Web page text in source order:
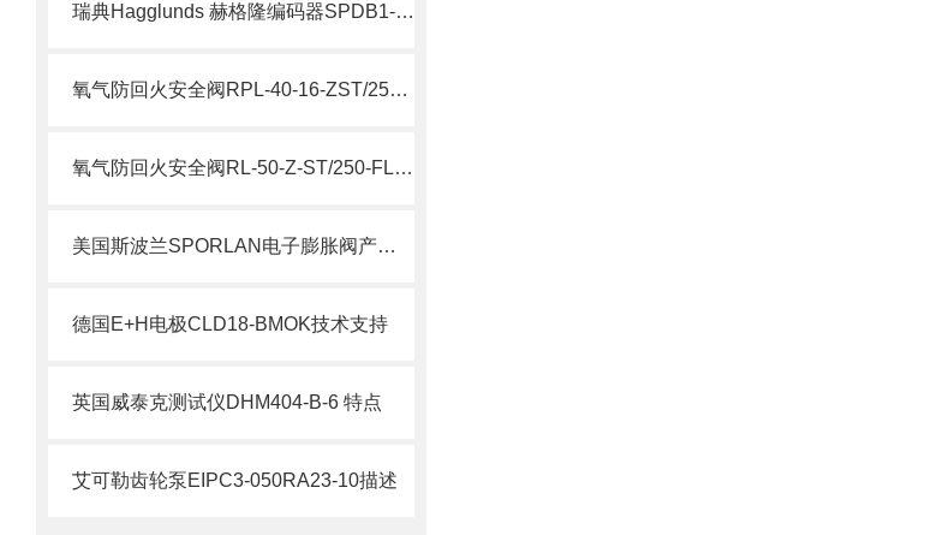
瑞典Hagglunds 赫格隆编码器SPDB1-1000-BT介绍
氧气防回火安全阀RPL-40-16-ZST/250/FL说明
氧气防回火安全阀RL-50-Z-ST/250-FL参数
美国斯波兰SPORLAN电子膨胀阀产品特点
德国E+H电极CLD18-BMOK技术支持
英国威泰克测试仪DHM404-B-6 特点
艾可勒齿轮泵EIPC3-050RA23-10描述